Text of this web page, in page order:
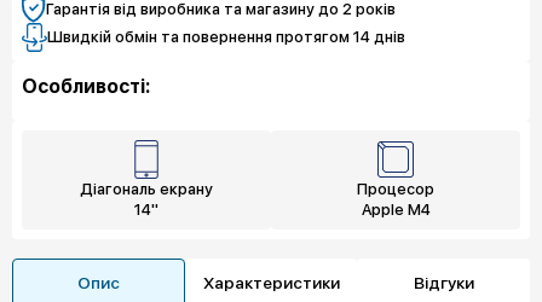
Гарантія від виробника та магазину до 2 років
Швидкій обмін та повернення протягом 14 днів
Особливості:
Діагональ екрану
14"
Процесор
Apple M4
Опис Характеристики Відгуки